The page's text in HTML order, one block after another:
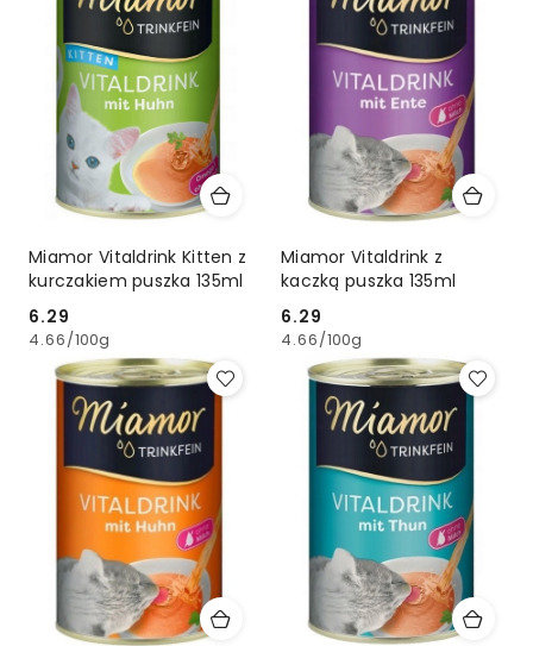
Miamor Vitaldrink Kitten z
kurczakiem puszka 135ml
Cena:
6.29
4.66/100g
Miamor Vitaldrink z
kaczką puszka 135ml
Cena:
6.29
4.66/100g